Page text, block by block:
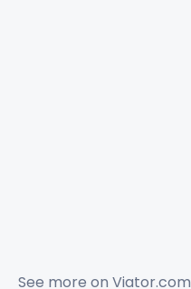
See more on Viator.com